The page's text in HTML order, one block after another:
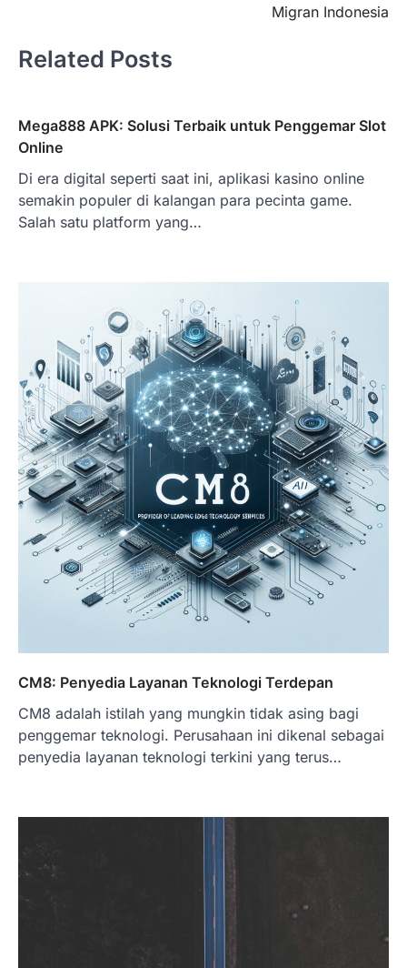
Migran Indonesia
Related Posts
Mega888 APK: Solusi Terbaik untuk Penggemar Slot
Online
Di era digital seperti saat ini, aplikasi kasino online
semakin populer di kalangan para pecinta game.
Salah satu platform yang…
CM8: Penyedia Layanan Teknologi Terdepan
CM8 adalah istilah yang mungkin tidak asing bagi
penggemar teknologi. Perusahaan ini dikenal sebagai
penyedia layanan teknologi terkini yang terus…